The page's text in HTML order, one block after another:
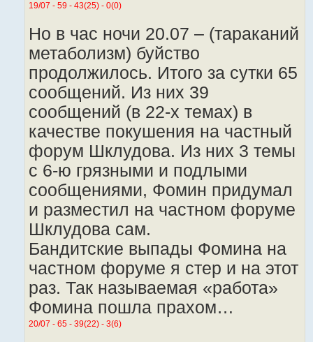
19/07 - 59 - 43(25) - 0(0)
Но в час ночи 20.07 – (тараканий
метаболизм) буйство
продолжилось. Итого за сутки 65
сообщений. Из них 39
сообщений (в 22-х темах) в
качестве покушения на частный
форум Шклудова. Из них 3 темы
с 6-ю грязными и подлыми
сообщениями, Фомин придумал
и разместил на частном форуме
Шклудова сам.
Бандитские выпады Фомина на
частном форуме я стер и на этот
раз. Так называемая «работа»
Фомина пошла прахом…
20/07 - 65 - 39(22) - 3(6)